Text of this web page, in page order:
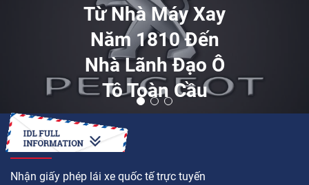
Từ Nhà Máy Xay
Năm 1810 Đến
Nhà Lãnh Đạo Ô
Tô Toàn Cầu
LÀM CÁCH NÀO ĐỂ
Nhận giấy phép lái xe quốc tế trực tuyến